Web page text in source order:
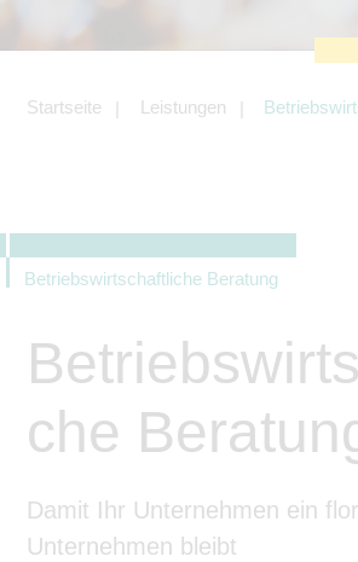
Startseite Leistungen
Betriebswirtschaftliche Beratung
che
Damit Ihr Unternehmen ein
Unternehmen bleibt
Angebotes
Angeboten von z.B.
LinkedIn.
können.